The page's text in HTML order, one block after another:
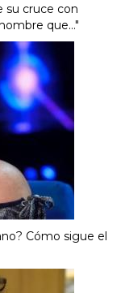
su cruce con
que..."
Cómo sigue el